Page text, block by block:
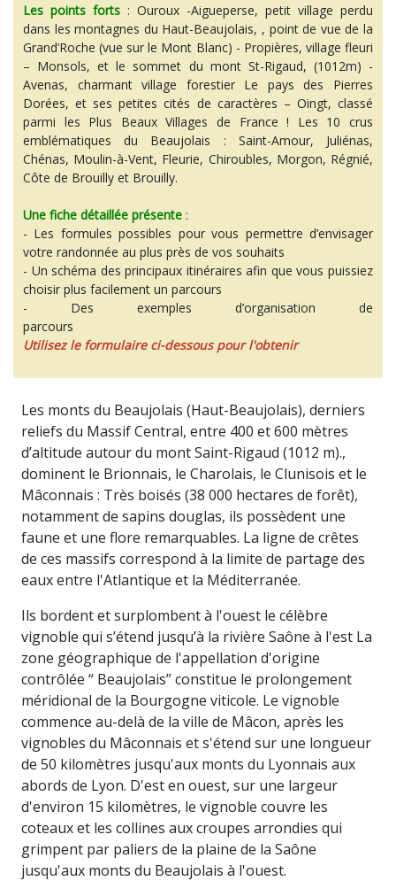
Les points forts : Ouroux -Aigueperse, petit village perdu
dans les montagnes du Haut-Beaujolais, , point de vue de la
Grand’Roche (vue sur le Mont Blanc) - Propières, village fleuri
– Monsols, et le sommet du mont St-Rigaud, (1012m) -
Avenas, charmant village forestier Le pays des Pierres
Dorées, et ses petites cités de caractères – Oingt, classé
parmi les Plus Beaux Villages de France ! Les 10 crus
emblématiques du Beaujolais : Saint-Amour, Juliénas,
Chénas, Moulin-à-Vent, Fleurie, Chiroubles, Morgon, Régnié,
Côte de Brouilly et Brouilly.
Une fiche détaillée présente :
- Les formules possibles pour vous permettre d’envisager
votre randonnée au plus près de vos souhaits
- Un schéma des principaux itinéraires afin que vous puissiez
choisir plus facilement un parcours
- Des exemples d’organisation de
parcours
Utilisez le formulaire ci-dessous pour l'obtenir
Les monts du Beaujolais (Haut-Beaujolais), derniers
reliefs du Massif Central, entre 400 et 600 mètres
d’altitude autour du mont Saint-Rigaud (1012 m).,
dominent le Brionnais, le Charolais, le Clunisois et le
Mâconnais : Très boisés (38 000 hectares de forêt),
notamment de sapins douglas, ils possèdent une
faune et une flore remarquables. La ligne de crêtes
de ces massifs correspond à la limite de partage des
eaux entre l'Atlantique et la Méditerranée.
Ils bordent et surplombent à l'ouest le célèbre
vignoble qui s’étend jusqu’à la rivière Saône à l'est La
zone géographique de l'appellation d'origine
contrôlée “ Beaujolais” constitue le prolongement
méridional de la Bourgogne viticole. Le vignoble
commence au-delà de la ville de Mâcon, après les
vignobles du Mâconnais et s'étend sur une longueur
de 50 kilomètres jusqu'aux monts du Lyonnais aux
abords de Lyon. D'est en ouest, sur une largeur
d'environ 15 kilomètres, le vignoble couvre les
coteaux et les collines aux croupes arrondies qui
grimpent par paliers de la plaine de la Saône
jusqu'aux monts du Beaujolais à l'ouest.